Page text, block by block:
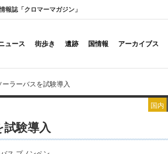
誌「クロマーマガジン」
ュース 街歩き 遺跡 国情報 アーカイブス
ーラーバスを試験導入
国内
験導入